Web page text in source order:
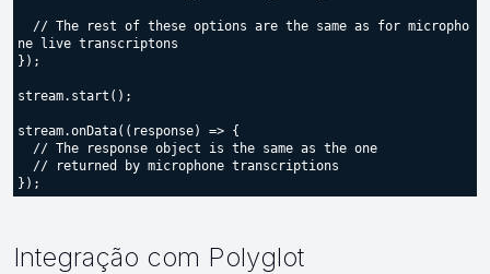
ne live transcriptons
});
stream.start();
stream.onData((response) => {
Integração com Polyglot